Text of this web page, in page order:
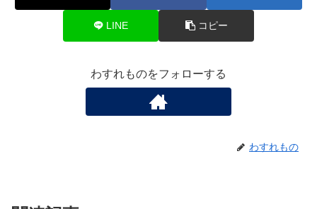
LINE コピー
わすれものをフォローする
わすれもの